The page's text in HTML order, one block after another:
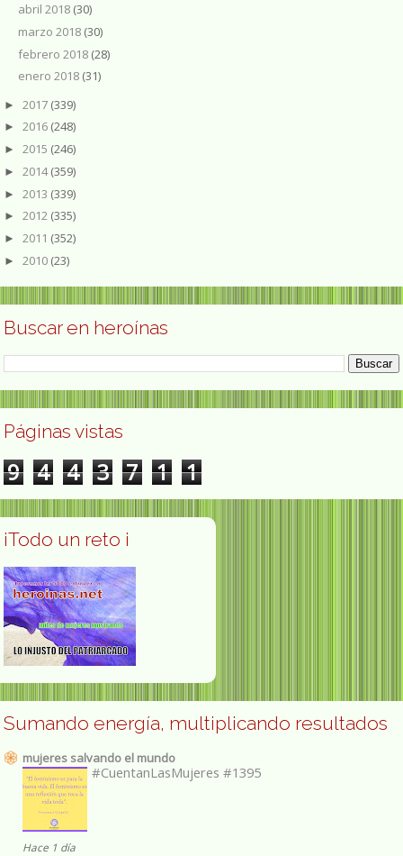
abril 2018 (30)
marzo 2018 (30)
febrero 2018 (28)
enero 2018 (31)
► 2017 (339)
► 2016 (248)
► 2015 (246)
► 2014(359)
► 2013 (339)
► 2012 (335)
► 2011 (352)
► 2010 (23)
Buscar en heroínas
Páginas vistas
9 4 4 3 7 1 1
¡Todo un reto ¡
Sumando energía, multiplicando resultados
mujeres salvando el mundo
#CuentanLasMujeres #1395
Hace 1 día